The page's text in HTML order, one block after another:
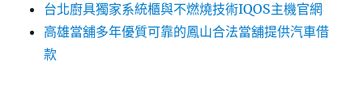
台北廚具獨家系統櫃與不燃燒技術IQOS主機官網
高雄當舖多年優質可靠的鳳山合法當舖提供汽車借
款